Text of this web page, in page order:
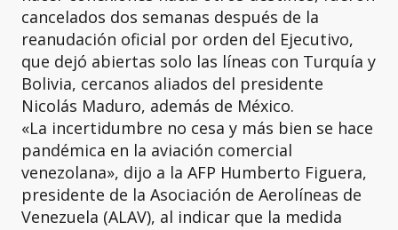
cancelados dos semanas después de la
reanudación oficial por orden del Ejecutivo,
que dejó abiertas solo las líneas con Turquía y
Bolivia, cercanos aliados del presidente
Nicolás Maduro, además de México.
«La incertidumbre no cesa y más bien se hace
pandémica en la aviación comercial
venezolana», dijo a la AFP Humberto Figuera,
presidente de la Asociación de Aerolíneas de
Venezuela (ALAV), al indicar que la medida